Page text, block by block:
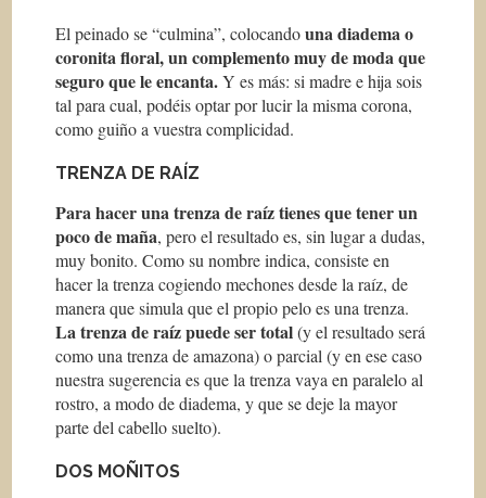
El peinado se “culmina”, colocandouna diadema o
coronita floral, un complemento muy de moda que
seguro que le encanta.Y es más: si madre e hija sois
tal para cual, podéis optar por lucir la misma corona,
como guiño a vuestra complicidad.
TRENZA DE RAÍZ
Para hacer una trenza de raíz tienes que tener un
poco de maña, pero el resultado es, sin lugar a dudas,
muy bonito. Como su nombre indica, consiste en
hacer la trenza cogiendo mechones desde la raíz, de
manera que simula que el propio pelo es una trenza.
La trenza de raíz puede ser total(y el resultado será
como una trenza de amazona) o parcial (y en ese caso
nuestra sugerencia es que la trenza vaya en paralelo al
rostro, a modo de diadema, y que se deje la mayor
parte del cabello suelto).
DOS MOÑITOS